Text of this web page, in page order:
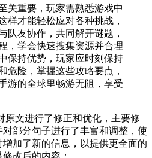
关重要，玩家需熟悉游戏中
样才能轻松应对各种挑战，
队友协作，共同解开谜题，
，学会快速搜集资源并合理
保持优势，玩家应时刻保持
危险，掌握这些攻略要点，
游的全球里畅游无阻，享受
原文进行了修正和优化，主要修
部分句子进行了丰富和调整，使
加了新的信息，以提供更全面的
改后的内容：